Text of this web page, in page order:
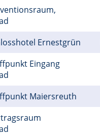
Ernestgrün
Eingang
Maiersreuth